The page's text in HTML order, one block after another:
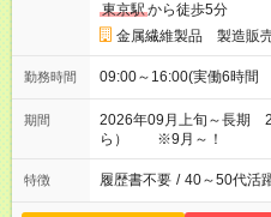
東京駅から徒歩5分
金属繊維製品 製造販
勤務時間 09:00～16:00(実働6時間
期間
2026年09月上旬～長期
ら） ※9月～！
特徴 履歴書不要 / 40～50代活